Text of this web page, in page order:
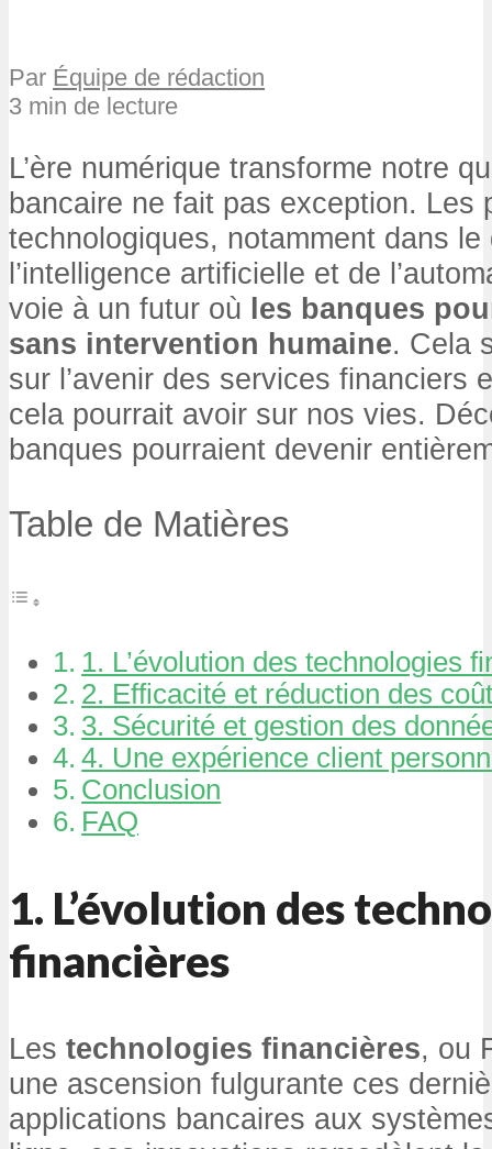
Par Équipe de rédaction
3 min de lecture
L’ère numérique transforme notre
bancaire ne fait pas exception. Les
technologiques, notamment dans le
l’intelligence artificielle et de
voie à un futur où les banques
sans intervention humaine. Cela
sur l’avenir des services financiers
cela pourrait avoir sur nos vies.
banques pourraient devenir
Table de Matières
1. L’évolution des technologies
2. Efficacité et réduction des
3. Sécurité et gestion des
4. Une expérience client
Conclusion
FAQ
1. L’évolution des
financières
Les technologies financières, ou
une ascension fulgurante ces
applications bancaires aux